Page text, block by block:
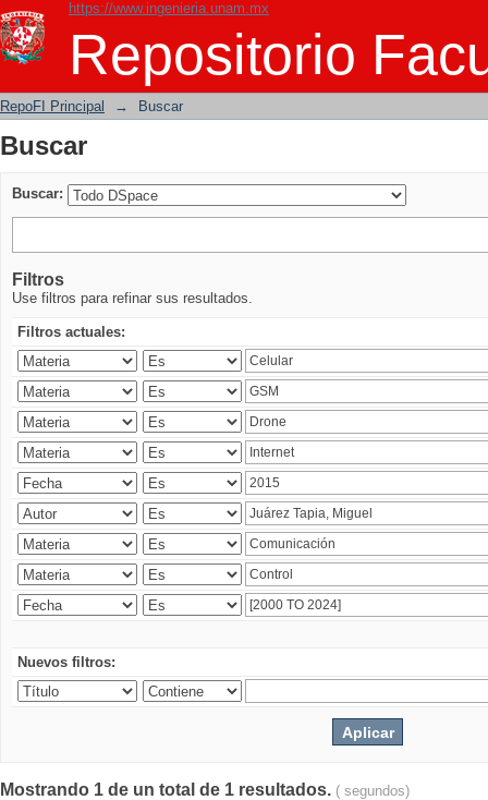
https://www.ingenieria.unam.mx
Repositorio
Buscar
RepoFI Principal → Buscar
Buscar
Buscar:
Filtros
Use filtros para refinar sus resultados.
Filtros actuales:
Nuevos filtros:
Mostrando 1 de un total de 1 resultados. ( segundos)